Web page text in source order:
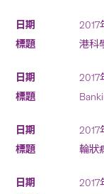
2017
港科
2017
2017
輪狀
2017